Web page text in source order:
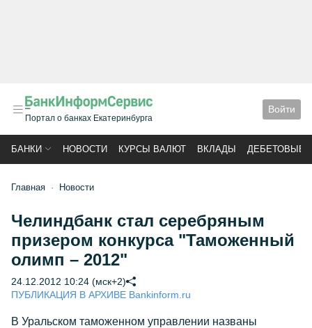
Портал о банках Екатеринбурга
Войти
БАНКИ НОВОСТИ КУРСЫ ВАЛЮТ ВКЛАДЫ ДЕБЕТОВЫЕ
Главная Новости
Челиндбанк стал серебряным
призером конкурса "Таможенный
олимп – 2012"
24.12.2012 10:24 (мск+2)
ПУБЛИКАЦИЯ В АРХИВЕ Bankinform.ru
В Уральском таможенном управлении названы